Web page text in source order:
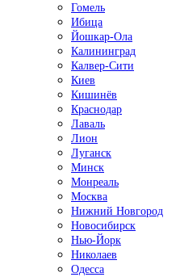
Гомель
Ибица
Йошкар-Ола
Калининград
Калвер-Сити
Киев
Кишинёв
Краснодар
Лаваль
Лион
Луганск
Минск
Монреаль
Москва
Нижний Новгород
Новосибирск
Нью-Йорк
Николаев
Одесса